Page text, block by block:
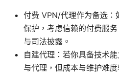
付费 VPN/代理作为备选：
保护，考虑信赖的付费服
与司法披露。
自建代理：若你具备技术
与代理，但成本与维护难度